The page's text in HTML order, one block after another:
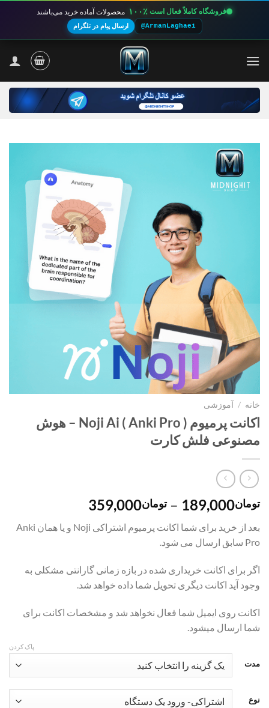
فروشگاه کاملاً فعال است ۱۰۰٪ محصولات آماده خرید می‌باشند
@ArmanLaghaei ارسال پیام در تلگرام
خانه / آموزشی
اکانت پرمیوم Noji Ai ( Anki Pro ) – هوش
مصنوعی فلش کارت
تومان189,000
– تومان359,000
تومان189,000
تومان359,000
بعد از خرید برای شما اکانت پرمیوم اشتراکی Noji و یا همان Anki
Pro سابق ارسال می شود.
اگر برای اکانت خریداری شده در بازه زمانی گارانتی مشکلی به
وجود آید اکانت دیگری تحویل شما داده خواهد شد.
اکانت روی ایمیل شما فعال نخواهد شد و مشخصات اکانت برای
شما ارسال میشود.
مدت
نوع
پاک کردن